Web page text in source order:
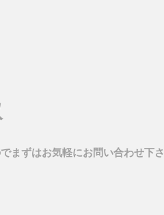
まずはお気軽にお問い合わせ下さ